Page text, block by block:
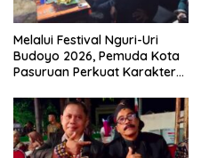
Melalui Festival Nguri-Uri
Budoyo 2026, Pemuda Kota
Pasuruan Perkuat Karakter
Narkoba